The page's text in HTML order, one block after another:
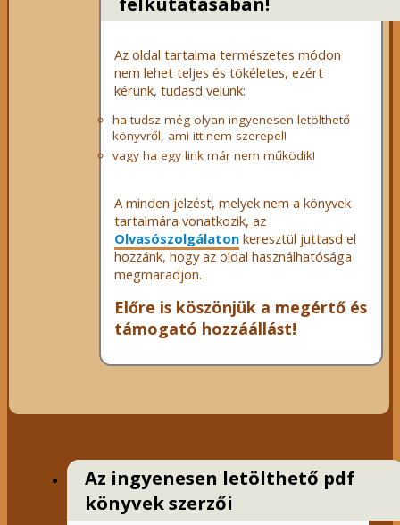
Az oldal tartalma természetes módon
nem lehet teljes és tökéletes, ezért
kérünk, tudasd velünk:
ha tudsz még olyan ingyenesen letölthető
könyvről, ami itt nem szerepel!
vagy ha egy link már nem működik!
A minden jelzést, melyek nem a könyvek
tartalmára vonatkozik, az
Olvasószolgálatonkeresztül juttasd el
hozzánk, hogy az oldal használhatósága
megmaradjon.
Előre is köszönjük a megértő és
támogató hozzáállást!
Az ingyenesen letölthető pdf
könyvek szerzői